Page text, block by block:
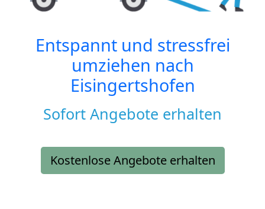
Entspannt und stressfrei
umziehen nach
Eisingertshofen
Sofort Angebote erhalten
Kostenlose Angebote erhalten